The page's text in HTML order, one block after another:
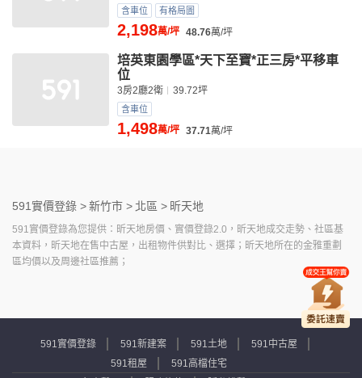
含車位 有格局圖
2,198萬/坪 48.76萬/坪
培英東園學區*天下至寶*正三房*平移車
位
3房2廳2衛 39.72坪
含車位
1,498萬/坪 37.71萬/坪
591實價登錄 >新竹市 > 北區 > 昕天地
591實價登錄為您提供：昕天地房價、實價登錄2.0，昕天地成交走勢、社區基
本資料，昕天地在售中古屋，出租物件供對比、選擇；昕天地所在的金雅重劃
區均價以及周邊社區推薦；
591實價登錄 591新建案 591土地
591中古屋
591租屋
591高檔住宅